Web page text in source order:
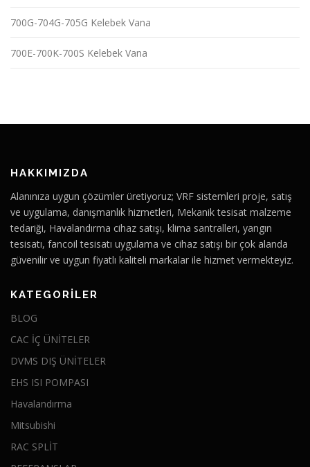
700G-704G-705G Kelebek Vana
700E-700K-700S Kelebek Vana
HAKKIMIZDA
Alanınıza uygun çözümler üretiyoruz; VRF sistemleri proje, satış
ve uygulama, danışmanlık hizmetleri, Mekanik tesisat malzeme
tedariği, Havalandırma cihaz satışı, klima santralleri, yangın
tesisatı, fancoil tesisatı uygulama ve cihaz satışı bir çok alanda
güvenilir ve uygun fiyatlı kaliteli markalar ile hizmet vermekteyiz.
KATEGORILER
BLOG
CAC İÇ ÜNİTELER
DVMS DIŞ ÜNİTELER
EHS ISI POMPASI
Havalandırma
Mitsubishi
RAC SPLİT